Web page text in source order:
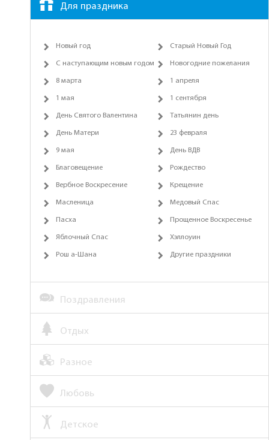
Для праздника
Новый год Старый Новый Год
С наступающим новым годом Новогодние пожелания
8 марта 1 апреля
1 мая 1 сентября
День Святого Валентина Татьянин день
День Матери 23 февраля
9 мая День ВДВ
Благовещение Рождество
Вербное Воскресение Крещение
Масленица Медовый Спас
Пасха Прощенное Воскресенье
Яблочный Спас Хэллоуин
Рош а-Шана Другие праздники
Поздравления
Отдых
Разное
Любовь
Детское